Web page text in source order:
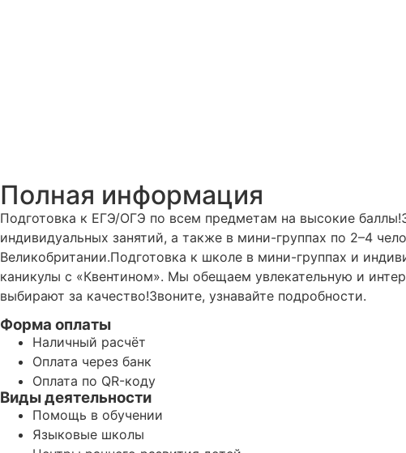
Полная информация
Подготовка к ЕГЭ/ОГЭ по всем предметам на высокие
индивидуальных занятий, а также в мини-группах по 2–4
Великобритании.Подготовка к школе в мини-группах и
каникулы с «Квентином». Мы обещаем увлекательную и
выбирают за качество!Звоните, узнавайте подробности.
Форма оплаты
Наличный расчёт
Оплата через банк
Оплата по QR-коду
Виды деятельности
Помощь в обучении
Языковые школы